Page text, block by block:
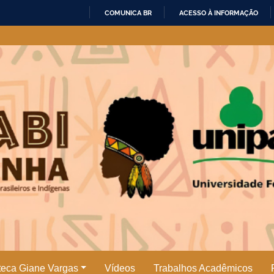
CONTEÚDO
COMUNICA BR ACESSO À INFORMAÇÃO
Giane Vargas Vídeos Trabalhos Acadêmicos